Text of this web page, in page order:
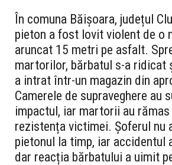
În comuna Băișoara, județul
pieton a fost lovit violent de o
aruncat 15 metri pe asfalt.
martorilor, bărbatul s-a ridicat
a intrat într-un magazin din
Camerele de supraveghere au
impactul, iar martorii au
rezistența victimei. Șoferul nu
pietonul la timp, iar accidentul
dar reacția bărbatului a uimit